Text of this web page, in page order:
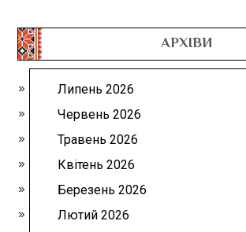
АРХІВИ
Липень 2026
Червень 2026
Травень 2026
Квітень 2026
Березень 2026
Лютий 2026